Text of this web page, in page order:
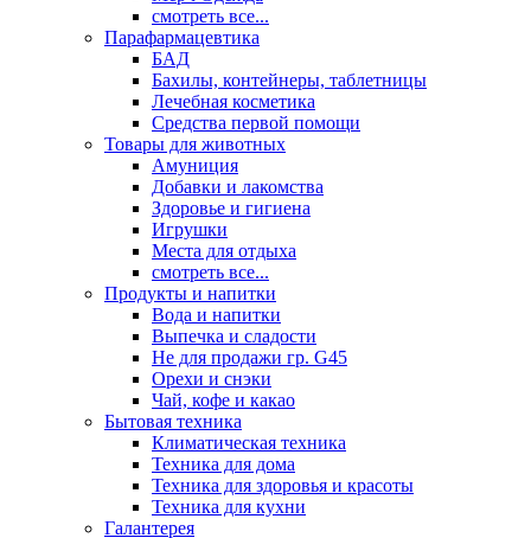
смотреть все...
Парафармацевтика
БАД
Бахилы, контейнеры, таблетницы
Лечебная косметика
Средства первой помощи
Товары для животных
Амуниция
Добавки и лакомства
Здоровье и гигиена
Игрушки
Места для отдыха
смотреть все...
Продукты и напитки
Вода и напитки
Выпечка и сладости
Не для продажи гр. G45
Орехи и снэки
Чай, кофе и какао
Бытовая техника
Климатическая техника
Техника для дома
Техника для здоровья и красоты
Техника для кухни
Галантерея